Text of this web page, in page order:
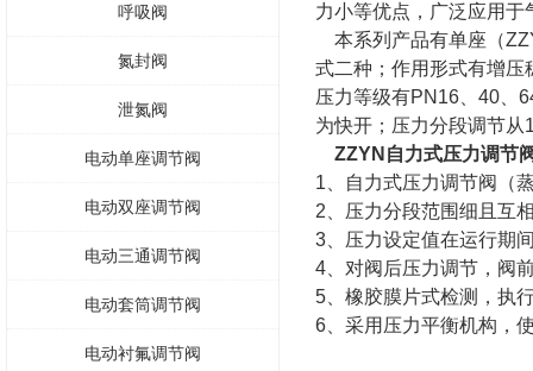
呼吸阀
氮封阀
泄氮阀
电动单座调节阀
电动双座调节阀
电动三通调节阀
电动套筒调节阀
电动衬氟调节阀
力小等优点，广泛应用
本系列产品有单座（
式二种；作用形式有增压
压力等级有PN16、40、
为快开；压力分段调节
ZZYN自力式压力调节
1、自力式压力调节阀（
2、压力分段范围细且互
3、压力设定值在运行期
4、对阀后压力调节，阀
5、橡胶膜片式检测，执
6、采用压力平衡机构，